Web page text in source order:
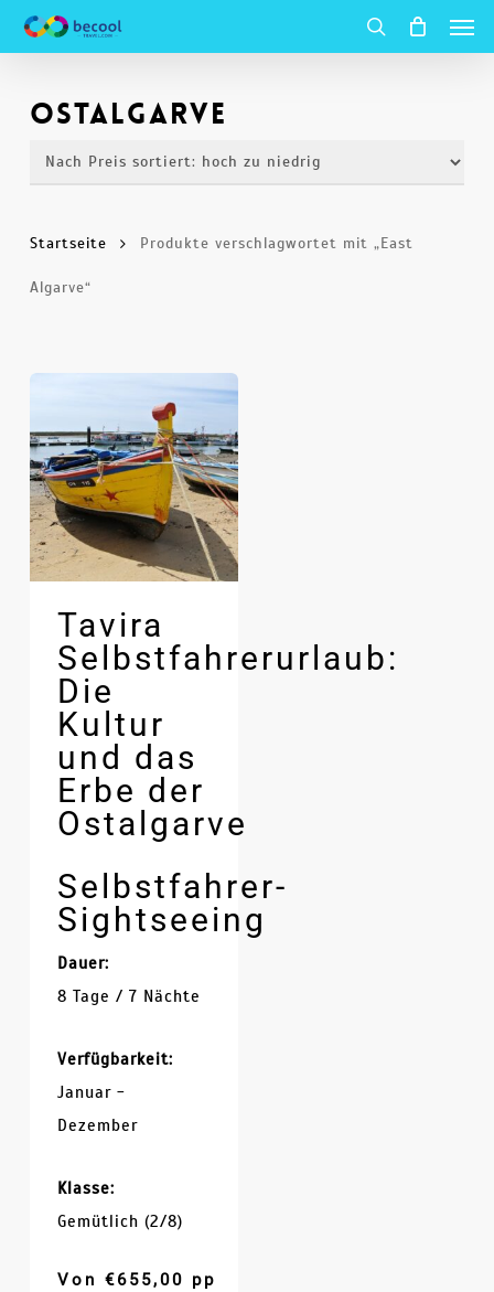
Zum
Hauptinhalt
Suche
Ostalgarve
Startseite Produkte verschlagwortet mit „East
Algarve“
Tavira
Selbstfahrerurlaub:
Die
Kultur
und das
Erbe der
Ostalgarve
Selbstfahrer-
Sightseeing
Dauer:
8 Tage / 7 Nächte
Verfügbarkeit:
Januar -
Dezember
Klasse:
Gemütlich (2/8)
Von €655,00 pp